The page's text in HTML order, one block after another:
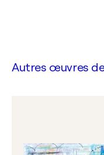
Autres œuvres